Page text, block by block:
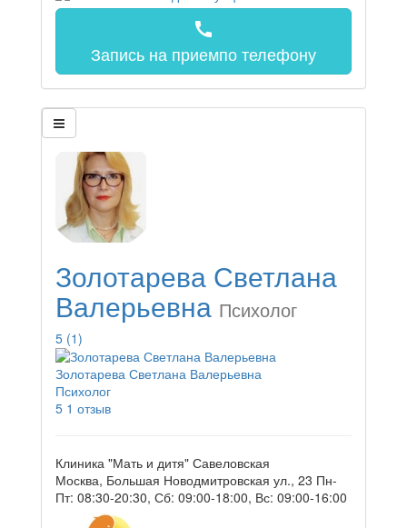
call
Запись на приемпо телефону
Золотарева Светлана
Валерьевна Психолог
5 (1)
Золотарева Светлана Валерьевна
Психолог
5 1 отзыв
Клиника "Мать и дитя" Савеловская
Москва, Большая Новодмитровская ул., 23 Пн-
Пт: 08:30-20:30, Сб: 09:00-18:00, Вс: 09:00-16:00